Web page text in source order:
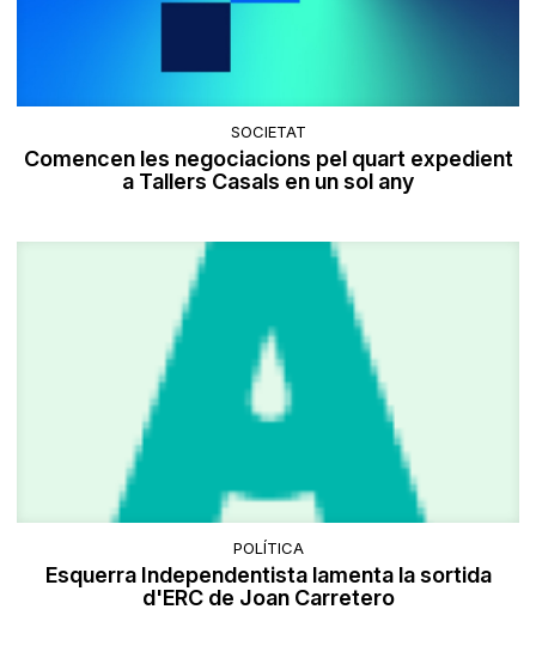
SOCIETAT
Comencen les negociacions pel quart expedient
a Tallers Casals en un sol any
POLÍTICA
Esquerra Independentista lamenta la sortida
d'ERC de Joan Carretero